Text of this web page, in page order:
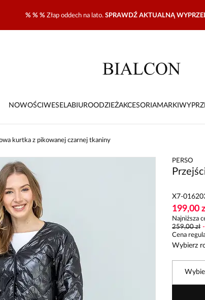
% % % Złap oddech na lato. SPRAWDŹ AKTUALNĄ
NOWOŚCI WESELABIUROODZIEŻAKCESORIAMARKI
kurtka z pikowanej czarnej tkaniny
PERSO
X7-
199,00
Najniższa
259,00 zł -
Cena
Wybierz